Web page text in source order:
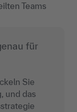
Teams
für
Sie
und das